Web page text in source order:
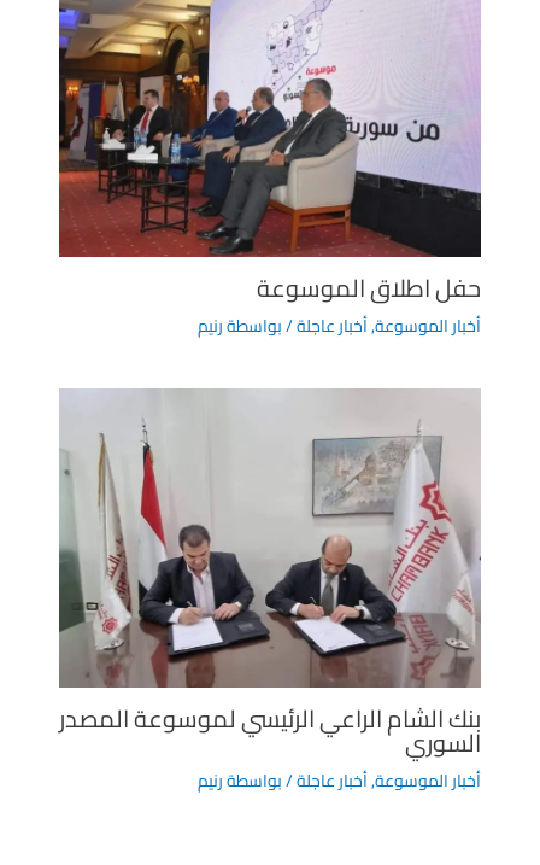
حفل اطلاق الموسوعة
أخبار الموسوعة,أخبار عاجلة/ بواسطةرنيم
بنك الشام الراعي الرئيسي لموسوعة المصدر
السوري
أخبار الموسوعة,أخبار عاجلة/ بواسطةرنيم